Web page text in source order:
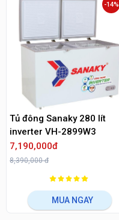
Tủ đông Sanaky 280 lít
inverter VH-2899W3
7,190,000đ
8,390,000 đ
-14%
MUA NGAY